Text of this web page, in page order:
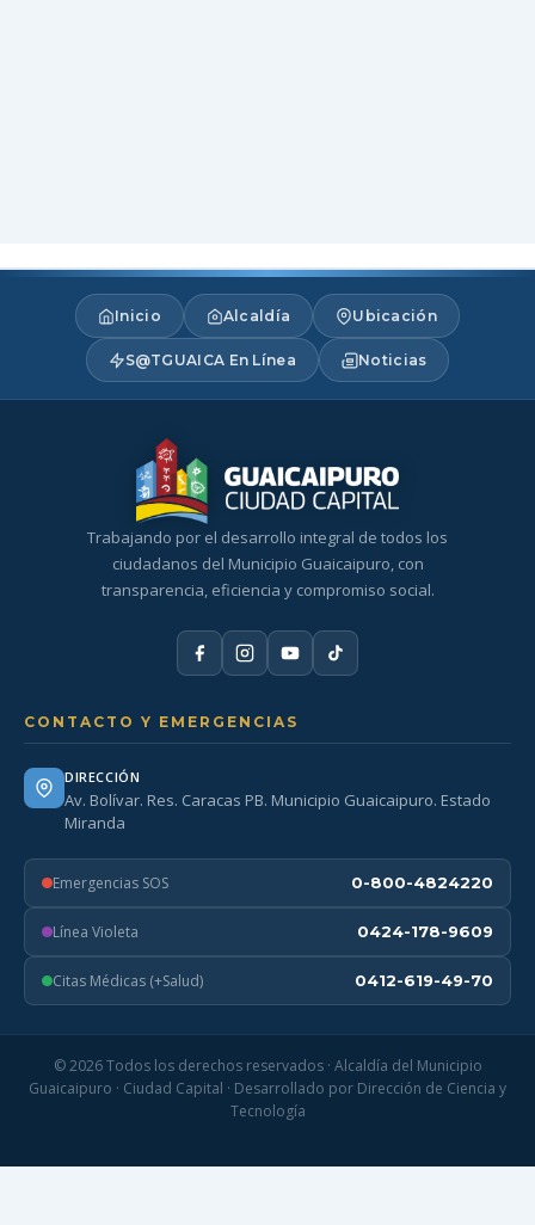
Inicio Alcaldía Ubicación
S@TGUAICA En Línea Noticias
Trabajando por el desarrollo integral de todos los
ciudadanos del Municipio Guaicaipuro, con
transparencia, eficiencia y compromiso social.
CONTACTO Y EMERGENCIAS
DIRECCIÓN
Av. Bolívar. Res. Caracas PB. Municipio Guaicaipuro. Estado
Miranda
Emergencias SOS 0-800-4824220
Línea Violeta 0424-178-9609
Citas Médicas (+Salud) 0412-619-49-70
© 2026 Todos los derechos reservados · Alcaldía del Municipio
Guaicaipuro · Ciudad Capital · Desarrollado por Dirección de Ciencia y
Tecnología